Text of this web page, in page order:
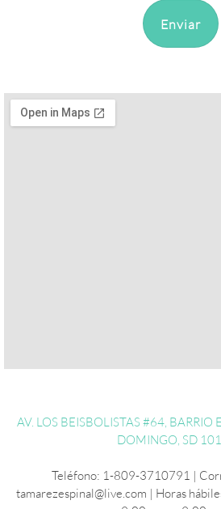
Enviar
AV. LOS BEISBOLISTAS #64, BARRIO
DOMINGO, SD
Teléfono: 1-809-3710791 |
tamarezespinal@live.com | Horas